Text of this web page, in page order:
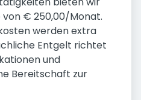
von € 250,00/Monat.
werden extra
Entgelt richtet
und
Bereitschaft zur